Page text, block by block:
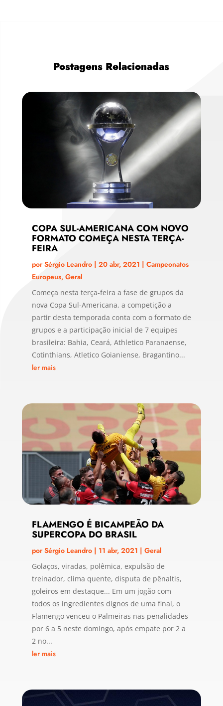
Postagens Relacionadas
COPA SUL-AMERICANA COM NOVO
FORMATO COMEÇA NESTA TERÇA-
FEIRA
porSérgio Leandro| 20 abr, 2021 | Campeonatos
Europeus, Geral
Começa nesta terça-feira a fase de grupos da
nova Copa Sul-Americana, a competição a
partir desta temporada conta com o formato de
grupos e a participação inicial de 7 equipes
brasileira: Bahia, Ceará, Athletico Paranaense,
Cotinthians, Atletico Goianiense, Bragantino...
ler mais
FLAMENGO É BICAMPEÃO DA
SUPERCOPA DO BRASIL
porSérgio Leandro| 11 abr, 2021 | Geral
Golaços, viradas, polêmica, expulsão de
treinador, clima quente, disputa de pênaltis,
goleiros em destaque... Em um jogão com
todos os ingredientes dignos de uma final, o
Flamengo venceu o Palmeiras nas penalidades
por 6 a 5 neste domingo, após empate por 2 a
2 no...
ler mais